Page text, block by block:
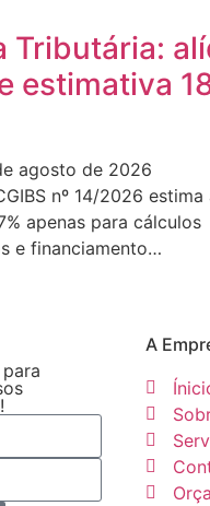
Tributária:
estimativa
agosto de 2026
nº 14/2026
apenas para cálculos
e financiamento…
A